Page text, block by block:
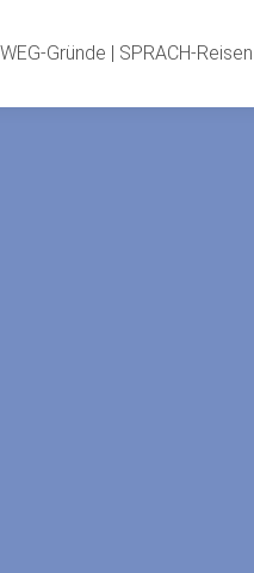
Gründe | SPRACH-Reisen
PendlerSPECIALE